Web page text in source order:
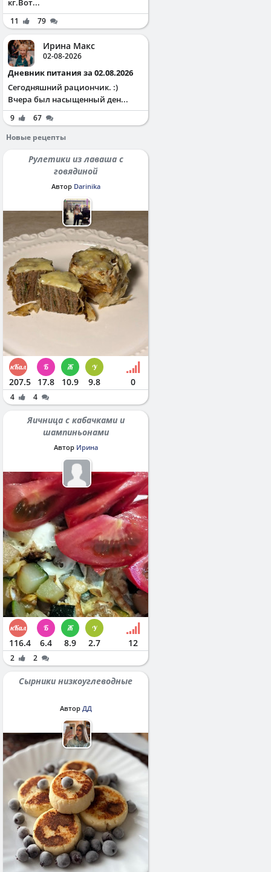
кг.Вот...
11 79
Ирина Макс
02-08-2026
Дневник питания за 02.08.2026
Сегодняшний рациончик. :)
Вчера был насыщенный ден...
9
67
Новые рецепты
Рулетики из лаваша с
говядиной
Автор Darinika
207.5 17.8 10.9 9.8 0
4 4
Яичница с кабачками и
шампиньонами
Автор Ирина
116.4 6.4 8.9 2.7 12
2 2
Сырники низкоуглеводные
Автор ДД